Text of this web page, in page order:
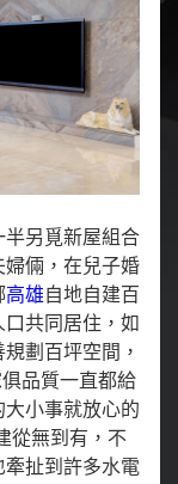
另覓新屋組合
倆，在兒子婚
高雄自地自建百
共同居住，如
劃百坪空間，
品質一直都給
小事就放心的
從無到有，不
扯到許多水電